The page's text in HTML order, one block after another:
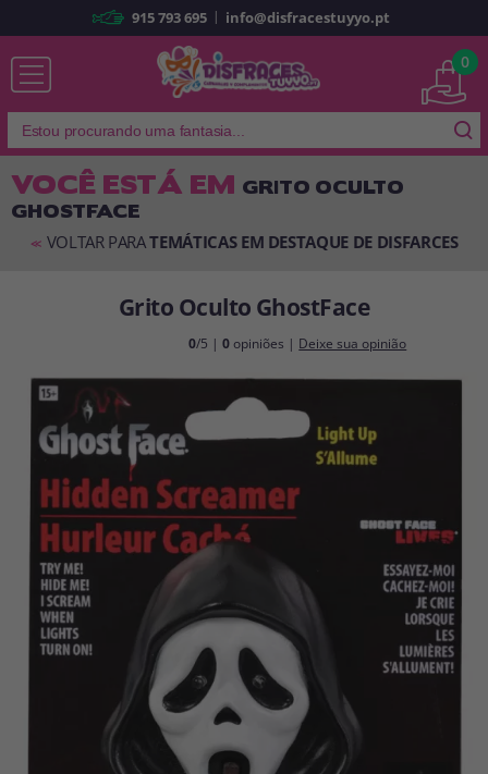
Já sou cliente
Lembrar-me Esqueceu sua senha?
É a minha primeira vez
Sou novo
Ao criar uma conta em disfracestuyyo.pt
, você poderá fazer suas
compras rapidamente em nossa loja virtual, verificar o status de seus
pedidos e consultar suas operações anteriores.
Vá em frente! Estávamos esperando por você.
CRIAR CONTA
915 793 695 | info@disfracestuyyo.pt
0
VOCÊ ESTÁ EM GRITO OCULTO
GHOSTFACE
<< VOLTAR PARATEMÁTICAS EM DESTAQUE DE DISFARCES
Grito Oculto GhostFace
0/5 |0 opiniões | Deixe sua opinião